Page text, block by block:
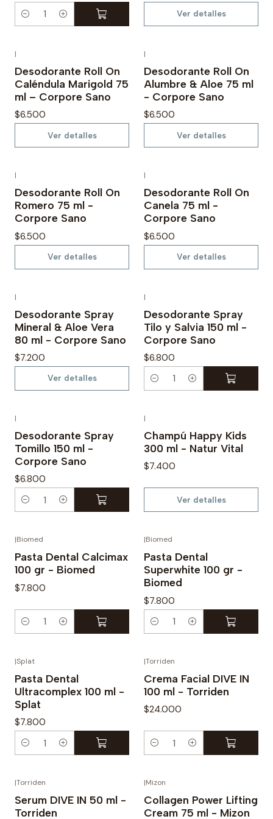
n
t
i
d
a
Ver detalles
|
Desodorante Roll On
Caléndula Marigold 75
ml – Corpore Sano
$6.500
Ver detalles
|
Desodorante Roll On
Alumbre & Aloe 75 ml
- Corpore Sano
$6.500
Ver detalles
|
Desodorante Roll On
Romero 75 ml -
Corpore Sano
$6.500
Ver detalles
|
Desodorante Roll On
Canela 75 ml -
Corpore Sano
$6.500
Ver detalles
|
Desodorante Spray
Mineral & Aloe Vera
80 ml - Corpore Sano
$7.200
Ver detalles
|
Desodorante Spray
Tilo y Salvia 150 ml -
Corpore Sano
$6.800
n
t
i
d
|
Desodorante Spray
Tomillo 150 ml -
Corpore Sano
$6.800
n
t
i
d
|
Champú Happy Kids
300 ml - Natur Vital
$7.400
Ver detalles
|Biomed
Pasta Dental Calcimax
100 gr - Biomed
$7.800
n
t
i
d
a
|Biomed
Pasta Dental
Superwhite 100 gr -
Biomed
$7.800
n
t
i
d
|Splat
Pasta Dental
Ultracomplex 100 ml -
Splat
$7.800
n
t
i
|Torriden
Crema Facial DIVE IN
100 ml - Torriden
$24.000
n
t
i
|Torriden
Serum DIVE IN 50 ml -
Torriden
|Mizon
Collagen Power Lifting
Cream 75 ml - Mizon